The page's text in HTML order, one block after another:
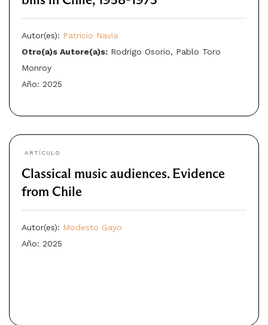
Autor(es): Patricio Navia
Otro(a)s Autore(a)s: Rodrigo Osorio, Pablo Toro
Monroy
Año: 2025
ARTÍCULO
Classical music audiences. Evidence
from Chile
Autor(es): Modesto Gayo
Año: 2025